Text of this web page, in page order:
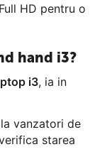
HD pentru o
hand i3?
i3, ia in
vanzatori de
starea